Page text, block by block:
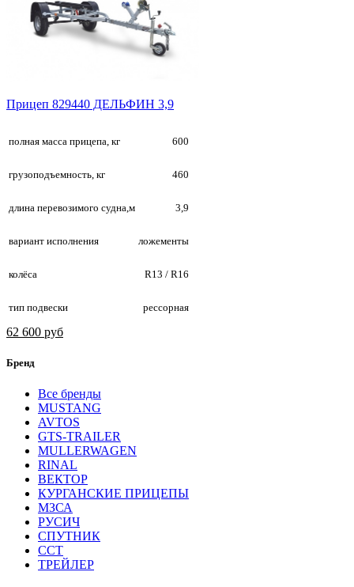
Прицеп 829440 ДЕЛЬФИН 3,9
полная масса прицепа, кг 600
грузоподъемность, кг 460
длина перевозимого судна,м 3,9
вариант исполнения ложементы
колёса R13 / R16
тип подвески рессорная
62 600 руб
Бренд
Все бренды
MUSTANG
AVTOS
GTS-TRAILER
MULLERWAGEN
RINAL
ВЕКТОР
КУРГАНСКИЕ ПРИЦЕПЫ
МЗСА
РУСИЧ
СПУТНИК
ССТ
ТРЕЙЛЕР